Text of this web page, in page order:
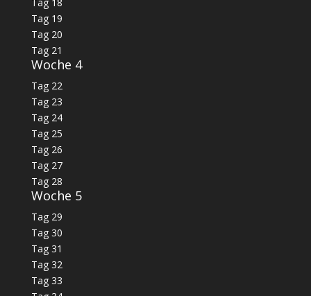
Tag 19
Tag 20
Tag 21
Woche 4
Tag 22
Tag 23
Tag 24
Tag 25
Tag 26
Tag 27
Tag 28
Woche 5
Tag 29
Tag 30
Tag 31
Tag 32
Tag 33